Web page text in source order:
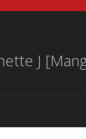
J